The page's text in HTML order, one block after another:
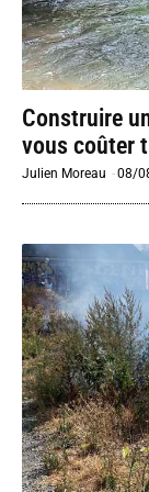
Construire
vous coûter
Julien Moreau -08/